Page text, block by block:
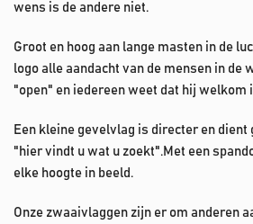
wens is de andere niet.
Groot en hoog aan lange masten in de
logo alle aandacht van de mensen in de
"open" en iedereen weet dat hij welkom
Een kleine gevelvlag is directer en dient
"hier vindt u wat u zoekt".Met een
elke hoogte in beeld.
Onze zwaaivlaggen zijn er om anderen